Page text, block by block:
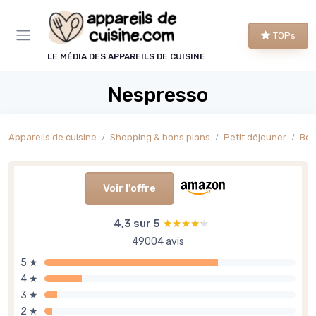
LE MÉDIA DES APPAREILS DE CUISINE
TOPs
Nespresso
Appareils de cuisine Shopping & bons plans Petit déjeuner
Voir l'offre
4,3 sur 5 ★★★★★
★★★★★
49004 avis
5 ★
4 ★
3 ★
2 ★
Panneau de gestion des cookies